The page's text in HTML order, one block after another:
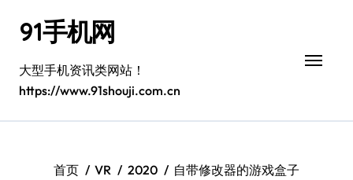
91手机网
大型手机资讯类网站！
https://www.91shouji.com.cn
首页 VR 2020 自带修改器的游戏盒子